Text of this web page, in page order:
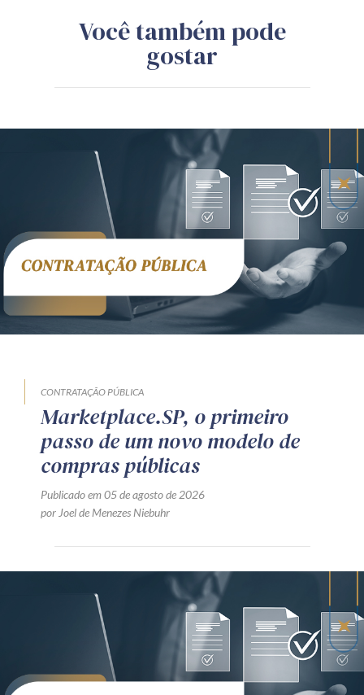
Você também pode
gostar
CONTRATAÇÃO PÚBLICA
Marketplace.SP, o primeiro
passo de um novo modelo de
compras públicas
Publicado em 05 de agosto de 2026
por Joel de Menezes Niebuhr